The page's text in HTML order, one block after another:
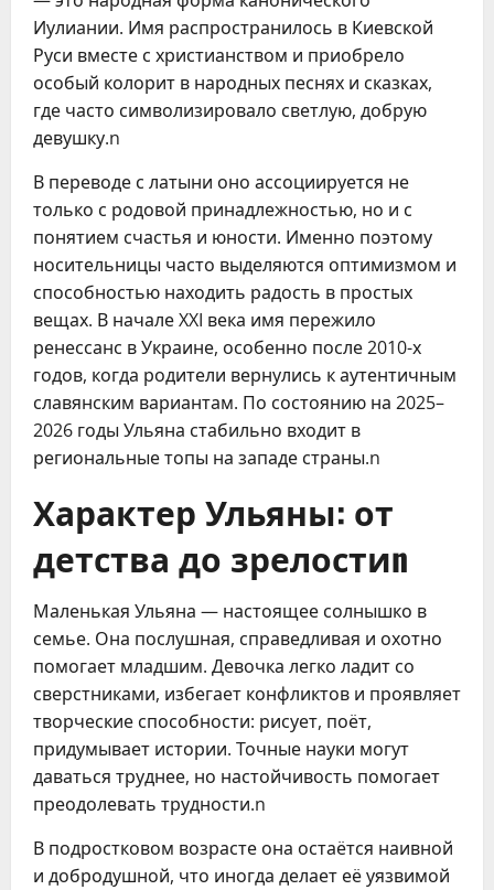
Иулиании. Имя распространилось в Киевской
Руси вместе с христианством и приобрело
особый колорит в народных песнях и сказках,
где часто символизировало светлую, добрую
девушку.n
В переводе с латыни оно ассоциируется не
только с родовой принадлежностью, но и с
понятием счастья и юности. Именно поэтому
носительницы часто выделяются оптимизмом и
способностью находить радость в простых
вещах. В начале XXI века имя пережило
ренессанс в Украине, особенно после 2010-х
годов, когда родители вернулись к аутентичным
славянским вариантам. По состоянию на 2025–
2026 годы Ульяна стабильно входит в
региональные топы на западе страны.n
Характер Ульяны: от
детства до зрелостиn
Маленькая Ульяна — настоящее солнышко в
семье. Она послушная, справедливая и охотно
помогает младшим. Девочка легко ладит со
сверстниками, избегает конфликтов и проявляет
творческие способности: рисует, поёт,
придумывает истории. Точные науки могут
даваться труднее, но настойчивость помогает
преодолевать трудности.n
В подростковом возрасте она остаётся наивной
и добродушной, что иногда делает её уязвимой